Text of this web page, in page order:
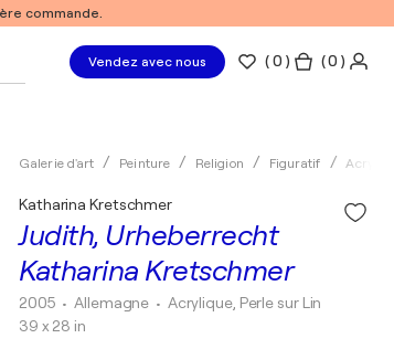
commande.
Vendez avec nous (0 ) ( 0 )
Galerie d'art Peinture Religion Figuratif
Judith, Urheberrecht
Katharina Kretschmer
Katharina Kretschmer
2005 • Allemagne • Acrylique, Perle sur Lin
39 x 28 in